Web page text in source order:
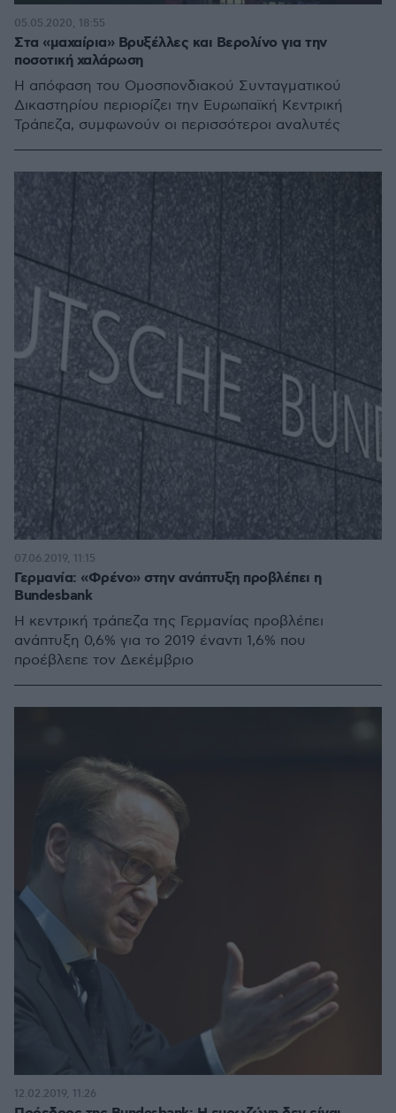
Στα «μαχαίρια» Βρυξέλλες και Βερολίνο για την
ποσοτική χαλάρωση
Η απόφαση του Ομοσπονδιακού Συνταγματικού
Δικαστηρίου περιορίζει την Ευρωπαϊκή Κεντρική
Τράπεζα, συμφωνούν οι περισσότεροι αναλυτές
05.05.2020, 18:55
Γερμανία: «Φρένο» στην ανάπτυξη προβλέπει η
Bundesbank
Η κεντρική τράπεζα της Γερμανίας προβλέπει
ανάπτυξη 0,6% για το 2019 έναντι 1,6% που
προέβλεπε τον Δεκέμβριο
07.06.2019, 11:15
12.02.2019, 11:26